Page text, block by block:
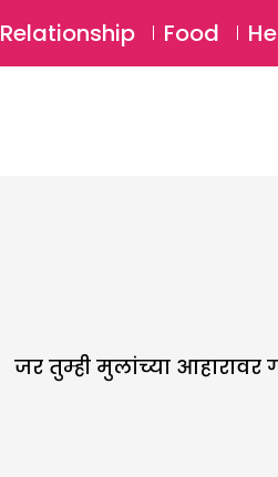
Relationship Food
जर तुम्ही मुलांच्या आहारावर